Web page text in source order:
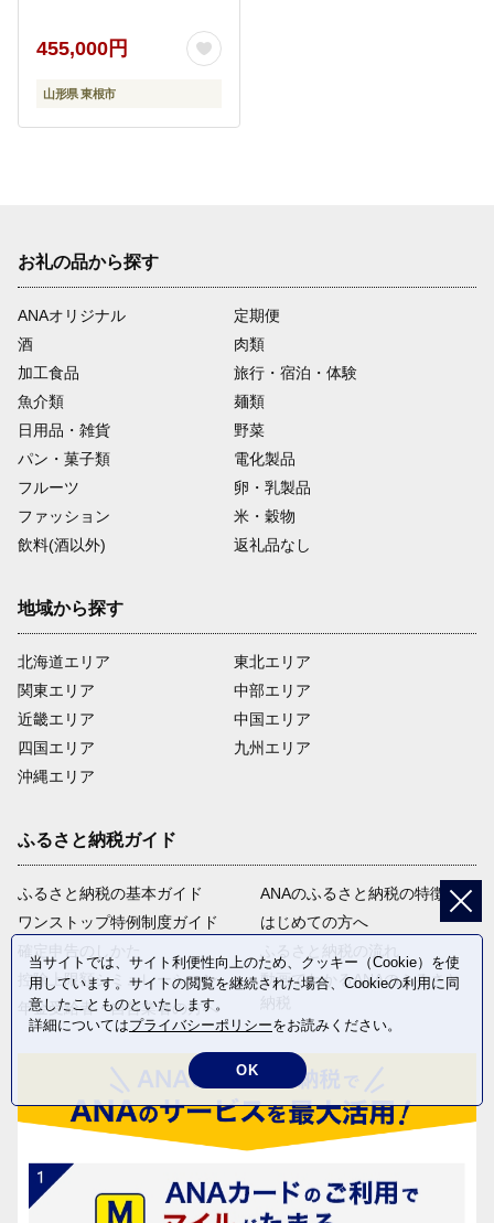
455,000円
山形県 東根市
お礼の品から探す
ANAオリジナル
定期便
酒
肉類
加工食品
旅行・宿泊・体験
魚介類
麺類
日用品・雑貨
野菜
パン・菓子類
電化製品
フルーツ
卵・乳製品
ファッション
米・穀物
飲料(酒以外)
返礼品なし
地域から探す
北海道エリア
関東エリア
近畿エリア
四国エリア
沖縄エリア
東北エリア
中部エリア
中国エリア
九州エリア
ふるさと納税ガイド
ふるさと納税の基本ガイド
ワンストップ特例制度ガイド
確定申告のしかた
控除上限額シミュレーション
年金受給者・自営業者の方へ
ANAのふるさと納税の特徴
はじめての方へ
動画でわかるANAのふるさと
当サイトでは、サイト利便性向上のため、クッキー（Cookie）を使
用しています。サイトの閲覧を継続された場合、Cookieの利用に同
意したことものといたします。
詳細についてはプライバシーポリシーをお読みください。
OK